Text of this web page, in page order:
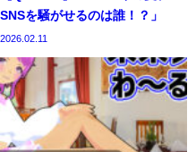
SNSを騒がせるのは誰！？」
2026.02.11